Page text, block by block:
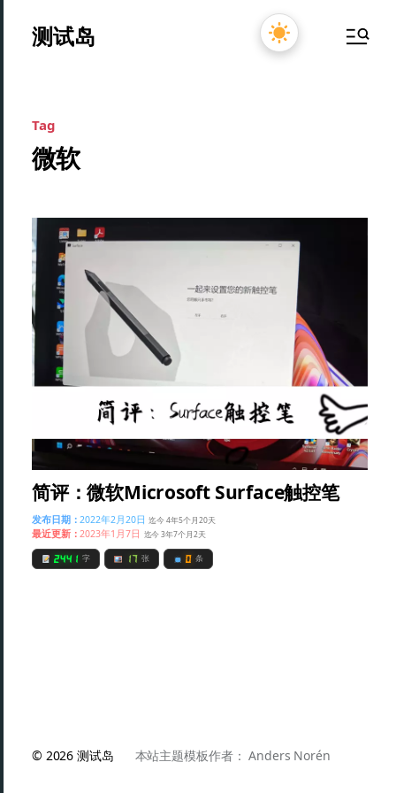
测试岛
Tag
微软
简评：微软Microsoft Surface触控笔
发布日期：2022年2月20日 迄今 4年5个月20天
最近更新：2023年1月7日 迄今 3年7个月2天
2441 字 17 张 0 条
© 2026测试岛 本站主题模板作者：Anders Norén